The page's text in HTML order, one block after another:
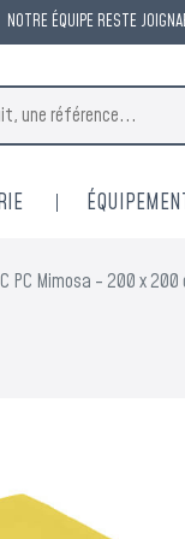
NOTRE ÉQUIPE RESTE
PC Mimosa - 200 x 200